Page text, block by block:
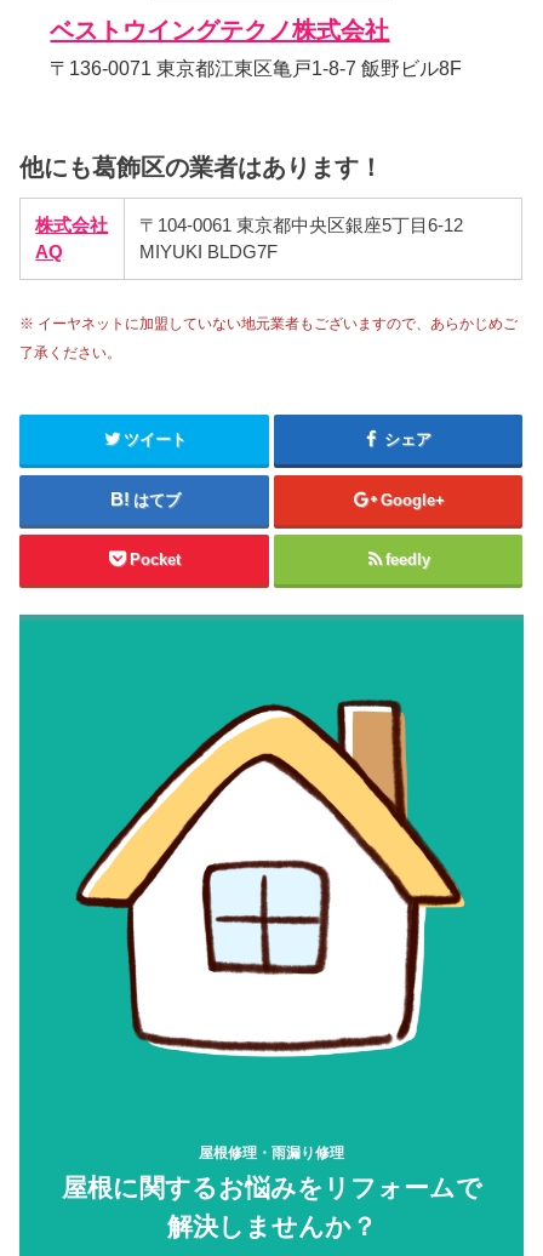
ベストウイングテクノ株式会社
〒136-0071 東京都江東区亀戸1-8-7 飯野ビル8F
他にも葛飾区の業者はあります！
株式会社
AQ
〒104-0061 東京都中央区銀座5丁目6-12
MIYUKI BLDG7F
※ イーヤネットに加盟していない地元業者もございますので、あらかじめご
了承ください。
ツイート シェア
はてブ Google+
Pocket feedly
屋根修理・雨漏り修理
屋根に関するお悩みをリフォームで
解決しませんか？